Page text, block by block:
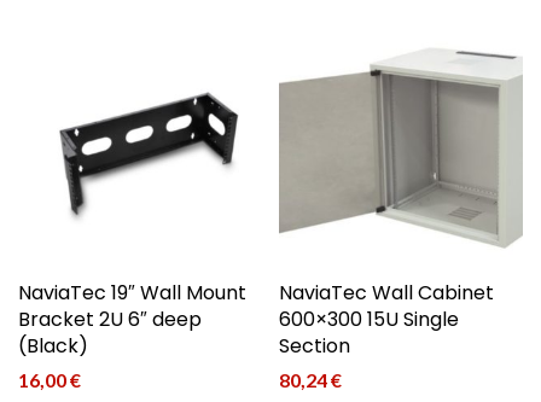
NaviaTec 19″ Wall Mount
Bracket 2U 6″ deep
(Black)
16,00€
NaviaTec Wall Cabinet
600×300 15U Single
Section
80,24€